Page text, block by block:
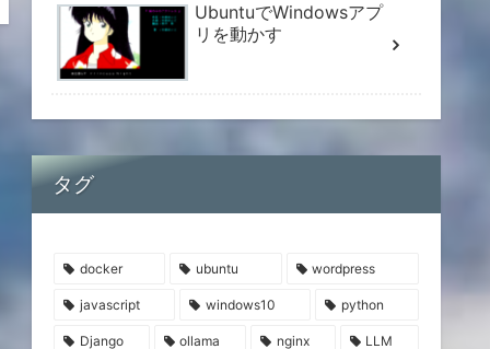
UbuntuでWindowsアプ
リを動かす
タグ
docker ubuntu wordpress
javascript windows10 python
Django ollama nginx LLM